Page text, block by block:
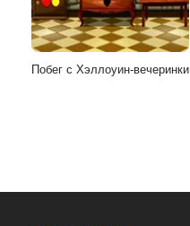
Побег с Хэллоуин-вечеринки